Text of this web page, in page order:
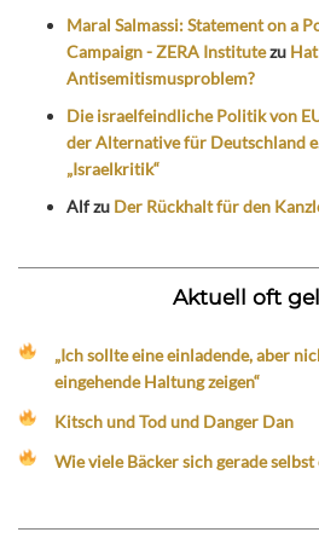
Maral Salmassi: Statement on a
Campaign - ZERA Institutezu
Antisemitismusproblem?
Die israelfeindliche Politik von
der Alternative für Deutschland
„Israelkritik“
Alfzu Der Rückhalt für den
Aktuell oft
„Ich sollte eine einladende, aber
eingehende Haltung zeigen“
Kitsch und Tod und Danger Dan
Wie viele Bäcker sich gerade